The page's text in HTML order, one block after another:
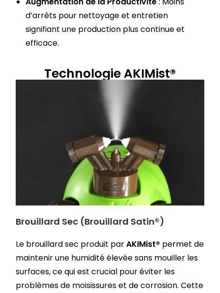
d’arrêts pour nettoyage et entretien
signifiant une production plus continue et
efficace.
Technologie AKIMist®
Brouillard Sec (Brouillard Satin®)
Le brouillard sec produit parAKIMist® permet de
maintenir une humidité élevée sans mouiller les
surfaces, ce qui est crucial pour éviter les
problèmes de moisissures et de corrosion. Cette